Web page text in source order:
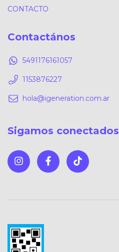
CONTACTO
Contactános
5491176161057
1153876227
hola@igeneration.com.ar
Sigamos conectados